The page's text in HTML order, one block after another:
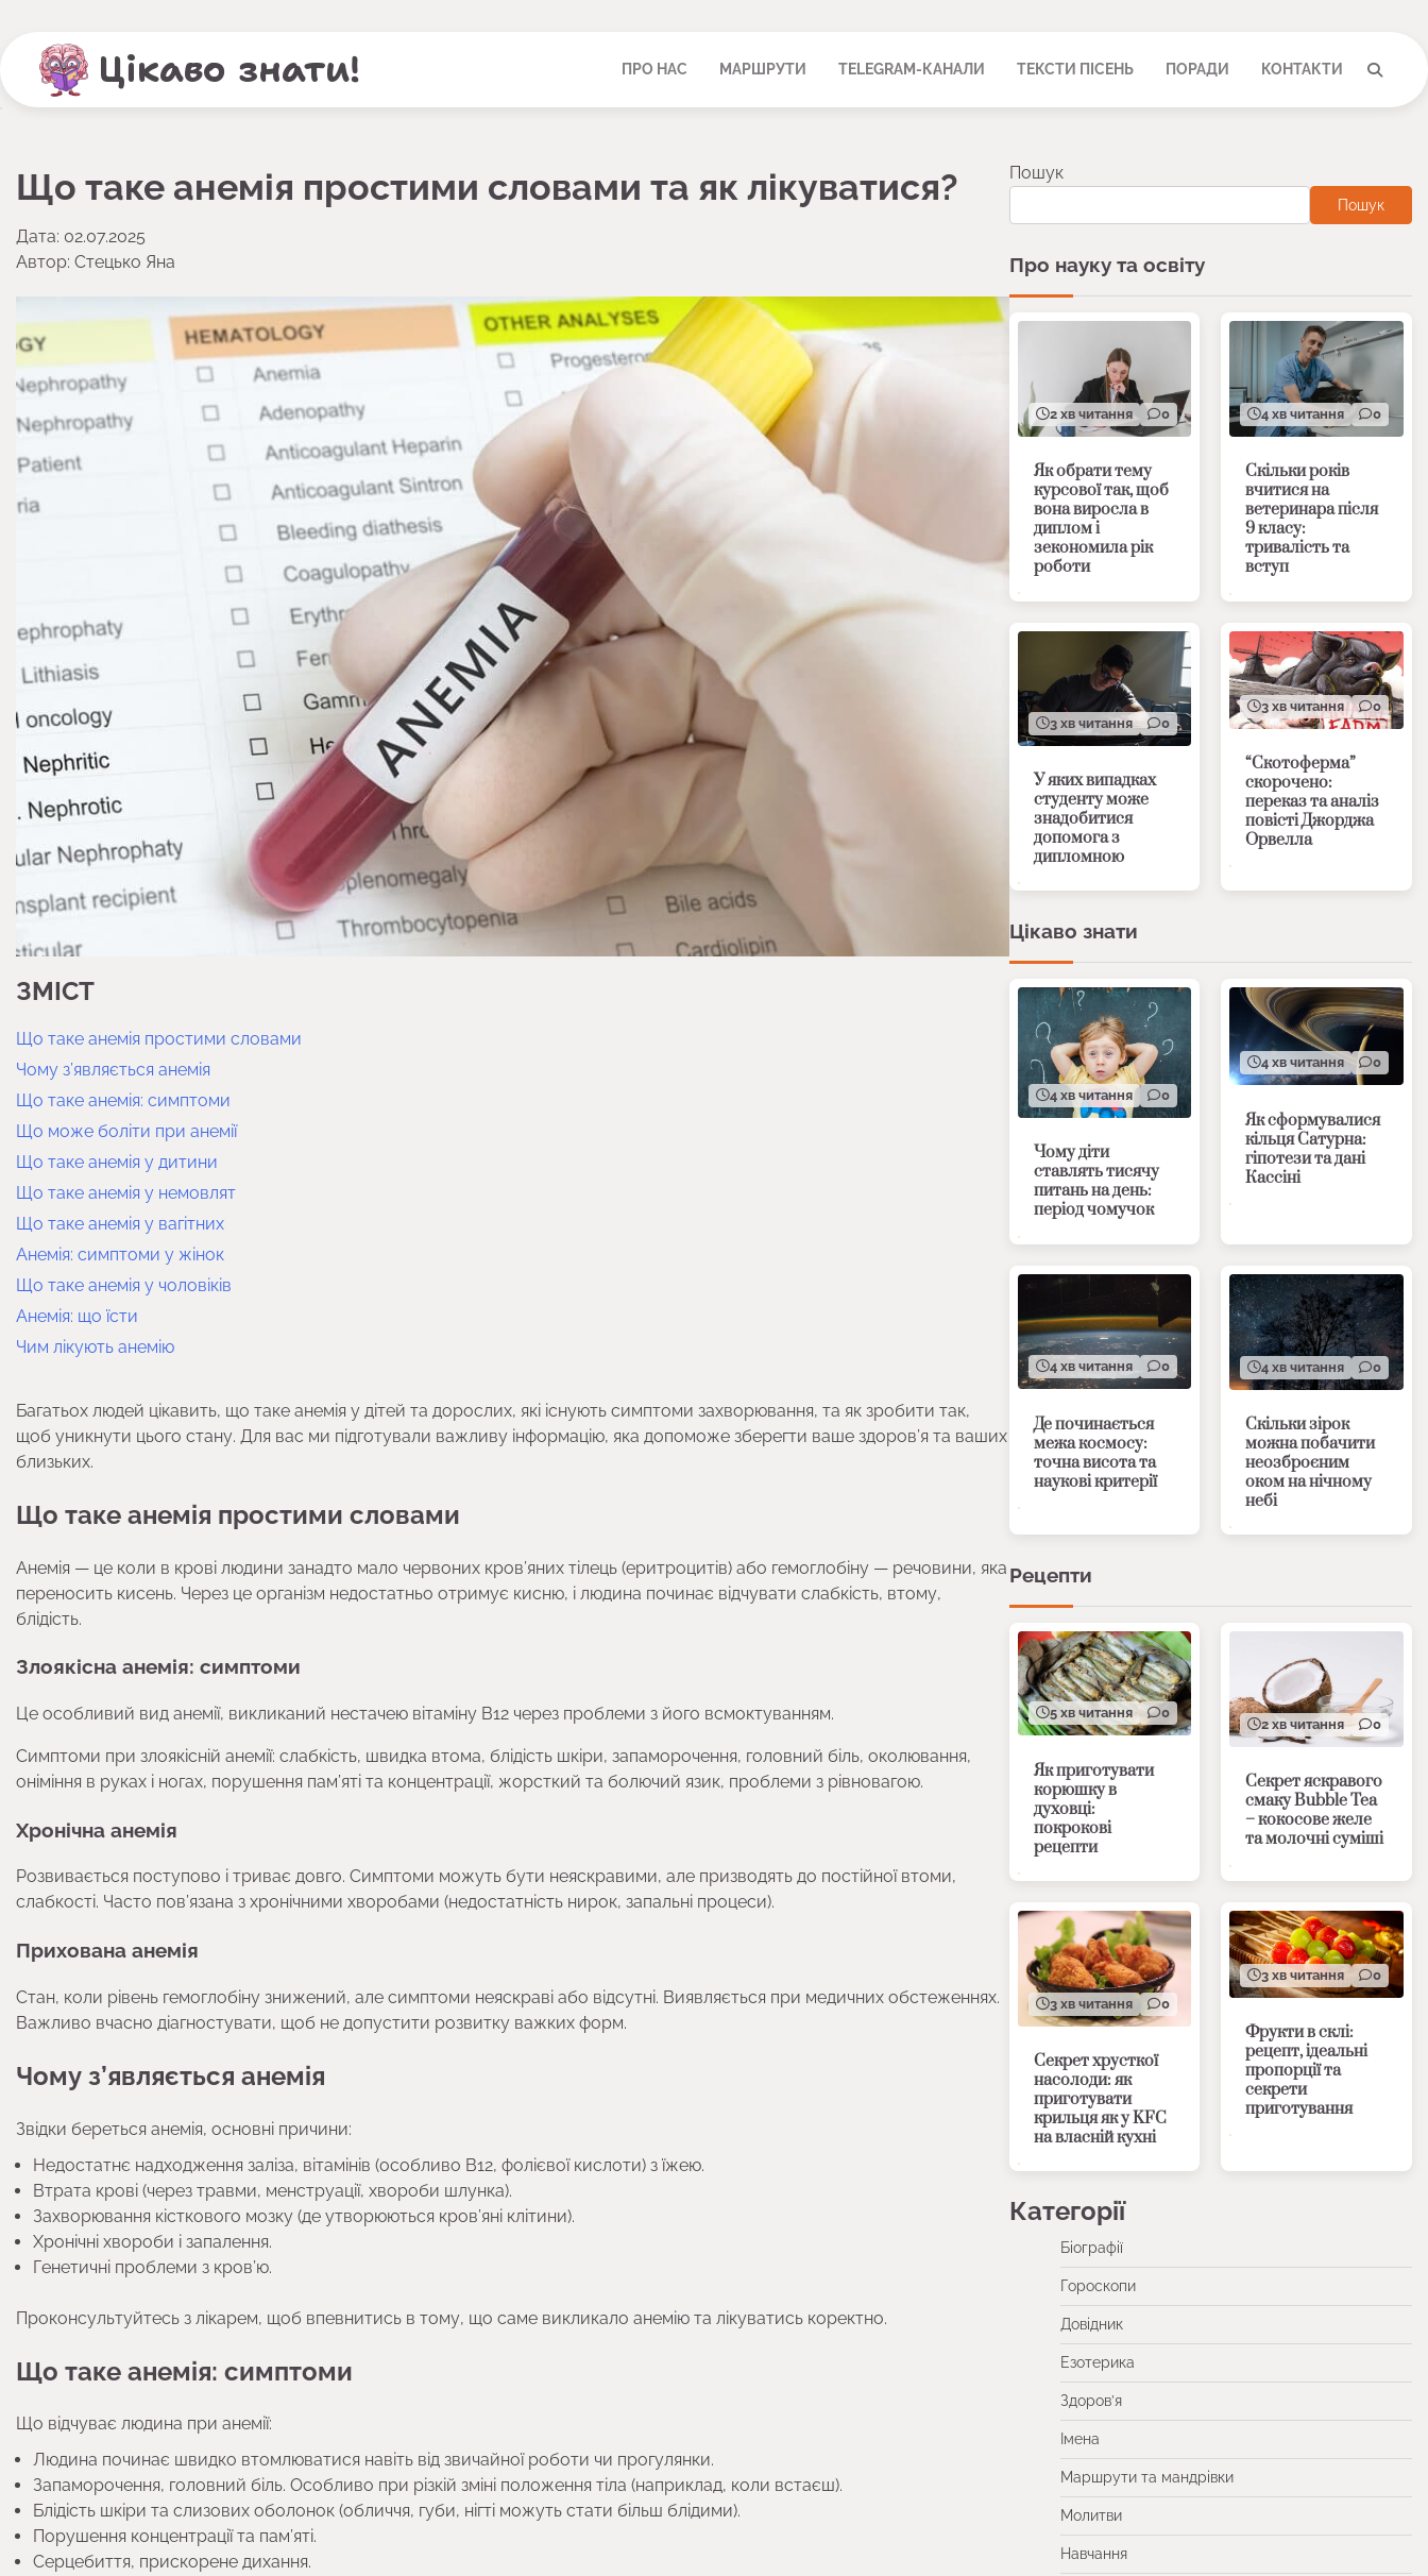
вмісту
Цікаво знати! ПРО НАС МАРШРУТИ TELEGRAM-КАНАЛИ ТЕКСТИ ПІСЕНЬ ПОРАДИ КОНТАКТИ
Що таке анемія простими словами та як лікуватися?
Дата: 02.07.2025
Автор: Стецько Яна
ЗМІСТ
Що таке анемія простими словами
Чому з’являється анемія
Що таке анемія: симптоми
Що може боліти при анемії
Що таке анемія у дитини
Що таке анемія у немовлят
Що таке анемія у вагітних
Анемія: симптоми у жінок
Що таке анемія у чоловіків
Анемія: що їсти
Чим лікують анемію
Багатьох людей цікавить, що таке анемія у дітей та дорослих, які існують симптоми захворювання, та як зробити так,
щоб уникнути цього стану. Для вас ми підготували важливу інформацію, яка допоможе зберегти ваше здоров’я та ваших
близьких.
Що таке анемія простими словами
Анемія — це коли в крові людини занадто мало червоних кров’яних тілець (еритроцитів) або гемоглобіну — речовини, яка
переносить кисень. Через це організм недостатньо отримує кисню, і людина починає відчувати слабкість, втому,
блідість.
Злоякісна анемія: симптоми
Це особливий вид анемії, викликаний нестачею вітаміну B12 через проблеми з його всмоктуванням.
Симптоми при злоякісній анемії: слабкість, швидка втома, блідість шкіри, запаморочення, головний біль, околювання,
оніміння в руках і ногах, порушення пам’яті та концентрації, жорсткий та болючий язик, проблеми з рівновагою.
Хронічна анемія
Розвивається поступово і триває довго. Симптоми можуть бути неяскравими, але призводять до постійної втоми,
слабкості. Часто пов’язана з хронічними хворобами (недостатність нирок, запальні процеси).
Прихована анемія
Стан, коли рівень гемоглобіну знижений, але симптоми неяскраві або відсутні. Виявляється при медичних обстеженнях.
Важливо вчасно діагностувати, щоб не допустити розвитку важких форм.
Чому з’являється анемія
Звідки береться анемія, основні причини:
Недостатнє надходження заліза, вітамінів (особливо B12, фолієвої кислоти) з їжею.
Втрата крові (через травми, менструації, хвороби шлунка).
Захворювання кісткового мозку (де утворюються кров’яні клітини).
Хронічні хвороби і запалення.
Генетичні проблеми з кров’ю.
Проконсультуйтесь з лікарем, щоб впевнитись в тому, що саме викликало анемію та лікуватись коректно.
Що таке анемія: симптоми
Що відчуває людина при анемії:
Людина починає швидко втомлюватися навіть від звичайної роботи чи прогулянки.
Запаморочення, головний біль. Особливо при різкій зміні положення тіла (наприклад, коли встаєш).
Блідість шкіри та слизових оболонок (обличчя, губи, нігті можуть стати більш блідими).
Порушення концентрації та пам’яті.
Серцебиття, прискорене дихання.
Пошук
Пошук
Про науку та освіту
2 хв читання 0
Як обрати тему
курсової так, щоб
вона виросла в
диплом і
зекономила рік
роботи
4 хв читання 0
Скільки років
вчитися на
ветеринара після
9 класу:
тривалість та
вступ
3 хв читання 0
У яких випадках
студенту може
знадобитися
допомога з
дипломною
3 хв читання 0
“Скотоферма”
скорочено:
переказ та аналіз
повісті Джорджа
Орвелла
Цікаво знати
4 хв читання 0
Чому діти
ставлять тисячу
питань на день:
період чомучок
4 хв читання 0
Як сформувалися
кільця Сатурна:
гіпотези та дані
Кассіні
4 хв читання 0
Де починається
межа космосу:
точна висота та
наукові критерії
4 хв читання 0
Скільки зірок
можна побачити
неозброєним
оком на нічному
небі
Рецепти
5 хв читання 0
Як приготувати
корюшку в
духовці:
покрокові
рецепти
2 хв читання 0
Секрет яскравого
смаку Bubble Tea
– кокосове желе
та молочні суміші
3 хв читання 0
Секрет хрусткої
насолоди: як
приготувати
крильця як у KFC
на власній кухні
3 хв читання 0
Фрукти в склі:
рецепт, ідеальні
пропорції та
секрети
приготування
Категорії
Біографії
Гороскопи
Довідник
Езотерика
Здоров’я
Імена
Маршрути та мандрівки
Молитви
Навчання